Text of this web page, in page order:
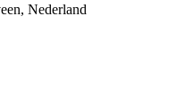
Nederland